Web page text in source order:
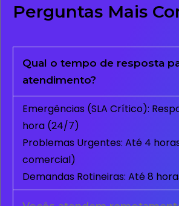
Perguntas Mais
Qual o tempo de resposta
atendimento?
Emergências (SLA Crítico):
hora (24/7)
Problemas Urgentes: Até 4
comercial)
Demandas Rotineiras: Até 8